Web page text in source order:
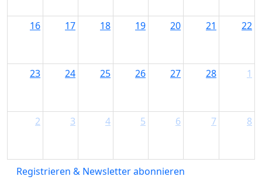
16 17 18 19 20 21 22
23 24 25 26 27 28 1
2 3 4 5 6 7 8
Registrieren & Newsletter abonnieren